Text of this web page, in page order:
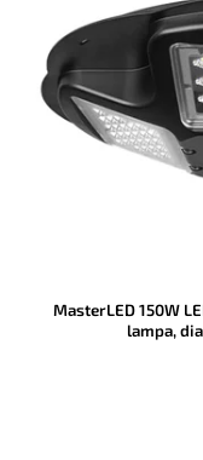
MasterLED 150W
lampa,